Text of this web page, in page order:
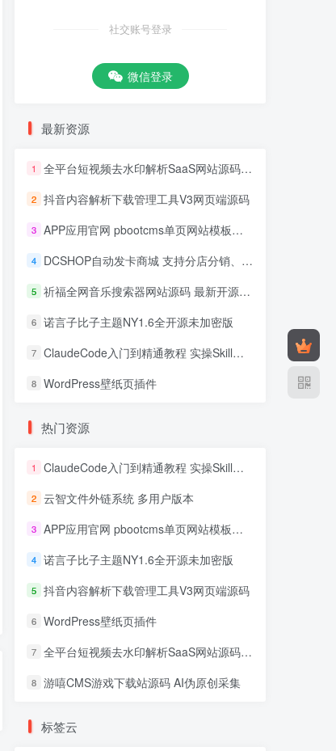
社交账号登录
微信登录
最新资源
1 全平台短视频去水印解析SaaS网站源码 去水印api总站开源版本
2 抖音内容解析下载管理工具V3网页端源码
3 APP应用官网 pbootcms单页网站模板源码
4 DCSHOP自动发卡商城 支持分店分销、实物发货、自带博客
5 祈福全网音乐搜索器网站源码 最新开源修复版
6 诺言子比子主题NY1.6全开源未加密版
7 ClaudeCode入门到精通教程 实操Skill开发+企业级插件
8 WordPress壁纸页插件
热门资源
1 ClaudeCode入门到精通教程 实操Skill开发+企业级插件
2 云智文件外链系统 多用户版本
3 APP应用官网 pbootcms单页网站模板源码
4 诺言子比子主题NY1.6全开源未加密版
5 抖音内容解析下载管理工具V3网页端源码
6 WordPress壁纸页插件
7 全平台短视频去水印解析SaaS网站源码 去水印api总站开源版本
8 游嘻CMS游戏下载站源码 AI伪原创采集
标签云